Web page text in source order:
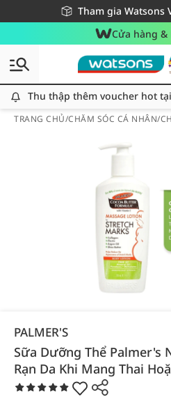
Tham gia Watsons
Miễn phí giao hàng cho
Giao hàng nhanh 24h - Áp
Cửa hàng &
Thu thập thêm voucher hot
TRANG CHỦ/CHĂM SÓC CÁ NHÂN/
PALMER'S
Sữa Dưỡng Thể Palmer's
Rạn Da Khi Mang Thai